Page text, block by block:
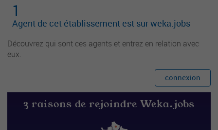
1
Agent de cet établissement est sur weka.jobs
Découvrez qui sont ces agents et entrez en relation avec
eux.
connexion
3 raisons de rejoindre Weka.jobs